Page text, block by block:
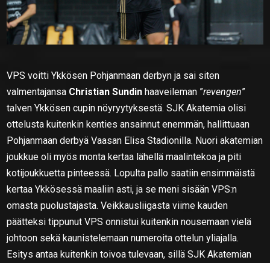
VPS voitti Ykkösen Pohjanmaan derbyn ja sai siten
valmentajansa Christian Sundin haaveileman ”revengen”
talven Ykkösen cupin nöyryytyksestä. SJK Akatemia olisi
ottelusta kuitenkin kenties ansainnut enemmän, hallittuaan
Pohjanmaan derbyä Vaasan Elisa Stadionilla. Nuori akatemian
joukkue oli myös monta kertaa lähellä maalintekoa ja piti
kotijoukkuetta pinteessä. Lopulta pallo saatiin ensimmäistä
kertaa Ykkösessä maaliin asti, ja se meni sisään VPS:n
omasta puolustajasta. Veikkausliigasta viime kauden
päätteksi tippunut VPS onnistui kuitenkin nousemaan vielä
johtoon sekä kaunistelemaan numeroita ottelun yliajalla.
Esitys antaa kuitenkin toivoa tulevaan, sillä SJK Akatemian